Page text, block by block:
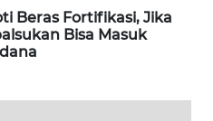
Beras Fortifikasi, Jika
Bisa Masuk